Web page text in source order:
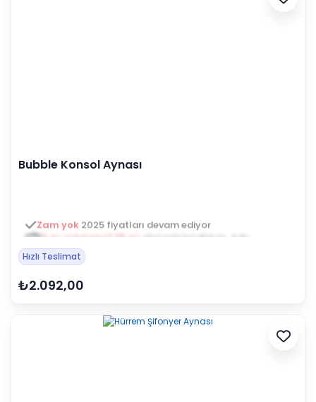
Bubble Konsol Aynası
3 ay ertelemeli 18 ayalışveriş kredisiyle öde
Hızlı Teslimat
₺2.092,00